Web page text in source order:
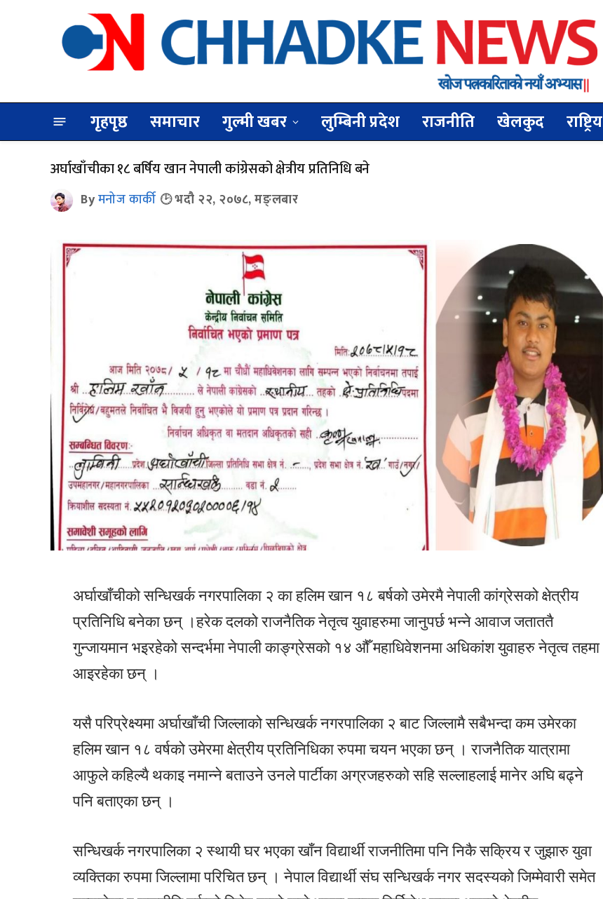
गृहपृष्ठ समाचार गुल्मी खबर लुम्बिनी प्रदेश राजनीति खेलकुद राष्ट्रिय
अर्घाखाँचीका १८ बर्षिय खान नेपाली कांग्रेसको क्षेत्रीय प्रतिनिधि बने
Byमनोज कार्की भदौ २२, २०७८, मङ्लबार
अर्घाखाँचीको सन्धिखर्क नगरपालिका २ का हलिम खान १८ बर्षको उमेरमै नेपाली कांग्रेसको क्षेत्रीय
प्रतिनिधि बनेका छन् ।हरेक दलको राजनैतिक नेतृत्व युवाहरुमा जानुपर्छ भन्ने आवाज जताततै
गुन्जायमान भइरहेको सन्दर्भमा नेपाली काङ्ग्रेसको १४ औँ महाधिवेशनमा अधिकांश युवाहरु नेतृत्व तहमा
आइरहेका छन् ।
यसै परिप्रेक्ष्यमा अर्घाखाँची जिल्लाको सन्धिखर्क नगरपालिका २ बाट जिल्लामै सबैभन्दा कम उमेरका
हलिम खान १८ वर्षको उमेरमा क्षेत्रीय प्रतिनिधिका रुपमा चयन भएका छन् । राजनैतिक यात्रामा
आफुले कहिल्यै थकाइ नमान्ने बताउने उनले पार्टीका अग्रजहरुको सहि सल्लाहलाई मानेर अघि बढ्ने
पनि बताएका छन् ।
सन्धिखर्क नगरपालिका २ स्थायी घर भएका खाँन विद्यार्थी राजनीतिमा पनि निकै सक्रिय र जुझारु युवा
व्यक्तिका रुपमा जिल्लामा परिचित छन् । नेपाल विद्यार्थी संघ सन्धिखर्क नगर सदस्यको जिम्मेवारी समेत